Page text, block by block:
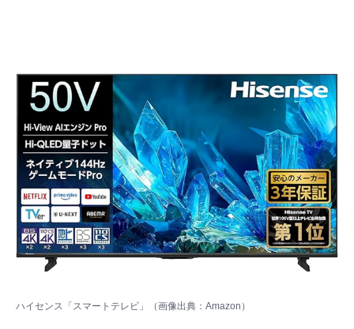
ハイセンス「スマートテレビ」（画像出典：Amazon）